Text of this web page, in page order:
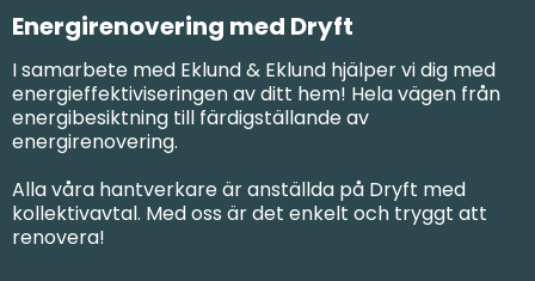
Energirenovering med Dryft
I samarbete med Eklund & Eklund hjälper vi dig med
energieffektiviseringen av ditt hem! Hela vägen från
energibesiktning till färdigställande av
energirenovering.
Alla våra hantverkare är anställda på Dryft med
kollektivavtal. Med oss är det enkelt och tryggt att
renovera!